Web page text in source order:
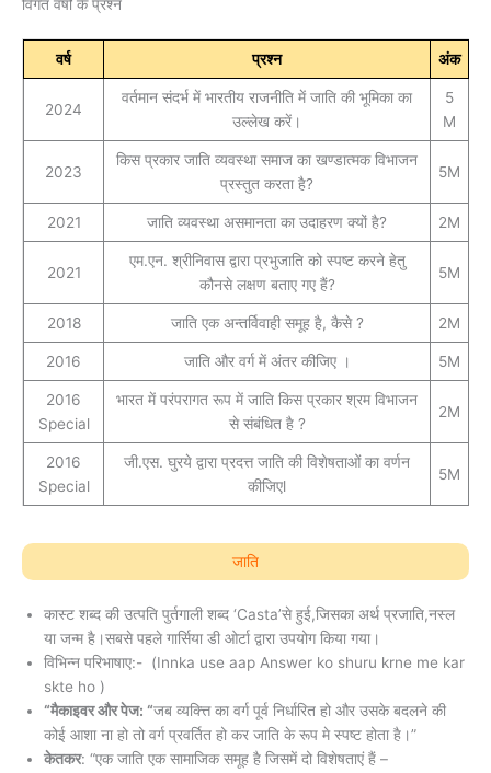
विगत वर्षों के प्रश्न
वर्ष प्रश्न अंक
2024
वर्तमान संदर्भ में भारतीय राजनीति में जाति की भूमिका का
उल्लेख करें।
5
M
2023
किस प्रकार जाति व्यवस्था समाज का खण्डात्मक विभाजन
प्रस्तुत करता है?
5M
2021 जाति व्यवस्था असमानता का उदाहरण क्‍यों है? 2M
2021
एम.एन. श्रीनिवास द्वारा प्रभुजाति को स्पष्ट करने हेतु
कौनसे लक्षण बताए गए हैं?
5M
2018 जाति एक अन्तर्विवाही समूह है, कैसे ? 2M
2016 जाति और वर्ग में अंतर कीजिए । 5M
2016
Special
भारत में परंपरागत रूप में जाति किस प्रकार श्रम विभाजन
से संबंधित है ?
2M
2016
Special
जी.एस. घुरये द्वारा प्रदत्त जाति की विशेषताओं का वर्णन
कीजिएl
5M
जाति
कास्ट शब्द की उत्पति पुर्तगाली शब्द ‘Casta’से हुई,जिसका अर्थ प्रजाति,नस्ल
या जन्म है।सबसे पहले गार्सिया डी ओर्टा द्वारा उपयोग किया गया।
विभिन्न परिभाषाए:- (Innka use aap Answer ko shuru krne me kar
skte ho )
“मैकाइवर और पेज: “जब व्यक्त्ति का वर्ग पूर्व निर्धारित हो और उसके बदलने की
कोई आशा ना हो तो वर्ग प्रवर्तित हो कर जाति के रूप मे स्पष्ट होता है।”
केतकर: “एक जाति एक सामाजिक समूह है जिसमें दो विशेषताएं हैं –